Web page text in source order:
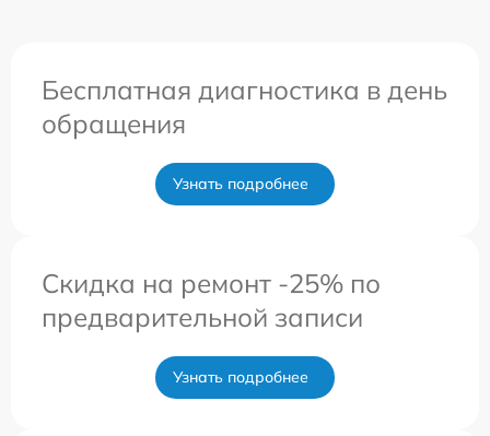
Бесплатная диагностика в день
обращения
Узнать подробнее
Скидка на ремонт -25% по
предварительной записи
Узнать подробнее